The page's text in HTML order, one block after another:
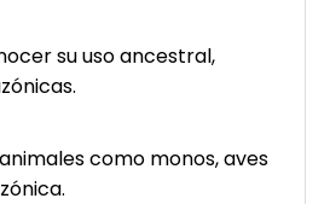
su uso ancestral,
como monos, aves